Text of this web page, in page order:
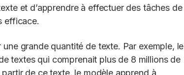
et d’apprendre à effectuer des tâches de
efficace.
grande quantité de texte. Par exemple, le
textes qui comprenait plus de 8 millions de
de ce texte, le modèle apprend à